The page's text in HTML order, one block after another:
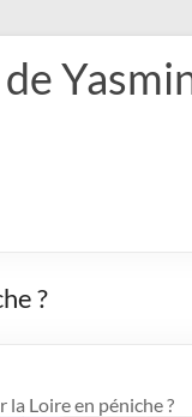
?
la Loire en péniche ?